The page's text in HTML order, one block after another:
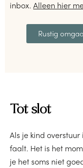
inbox. Alleen hier
Rustig
Tot slot
Als je kind
faalt. Het is het
je het soms niet